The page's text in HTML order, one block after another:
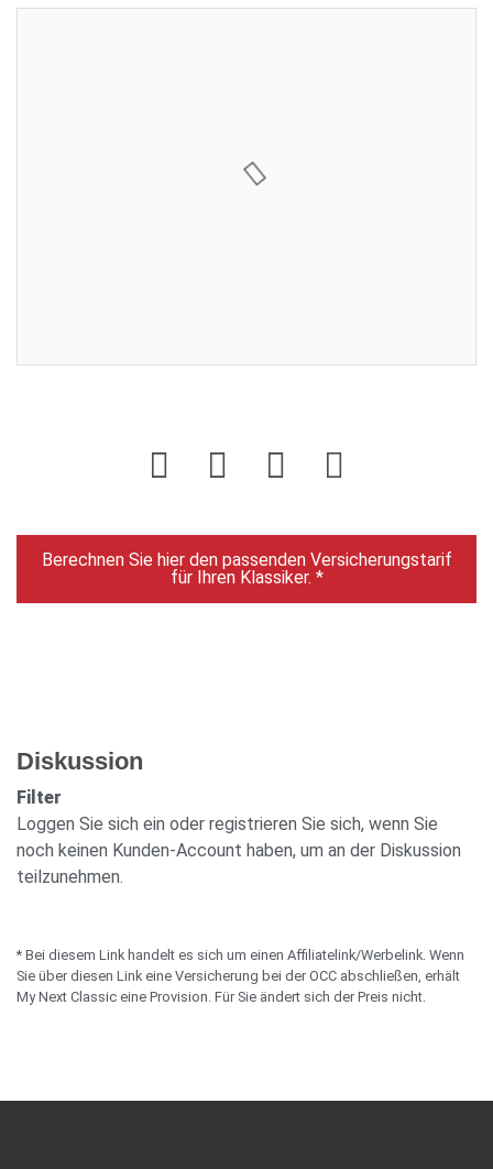
30.05.2025 18:00:00
Berechnen Sie hier den passenden Versicherungstarif
für Ihren Klassiker. *
Diskussion
Filter
Loggen Sie sich ein oder registrieren Sie sich, wenn Sie
noch keinen Kunden-Account haben, um an der Diskussion
teilzunehmen.
* Bei diesem Link handelt es sich um einen Affiliatelink/Werbelink. Wenn
Sie über diesen Link eine Versicherung bei der OCC abschließen, erhält
My Next Classic eine Provision. Für Sie ändert sich der Preis nicht.